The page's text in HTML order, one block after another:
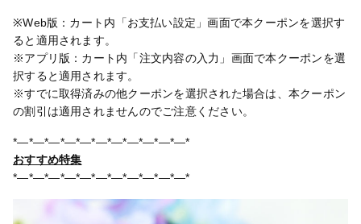
※Web版：カート内「お支払い設定」画面で本クーポンを選択す
ると適用されます。
※アプリ版：カート内「注文内容の入力」画面で本クーポンを選
択すると適用されます。
※すでに取得済みの他クーポンを選択された場合は、本クーポン
の割引は適用されませんのでご注意ください。
*―*―*―*―*―*―*―*―*―*―*―*
おすすめ特集
*―*―*―*―*―*―*―*―*―*―*―*